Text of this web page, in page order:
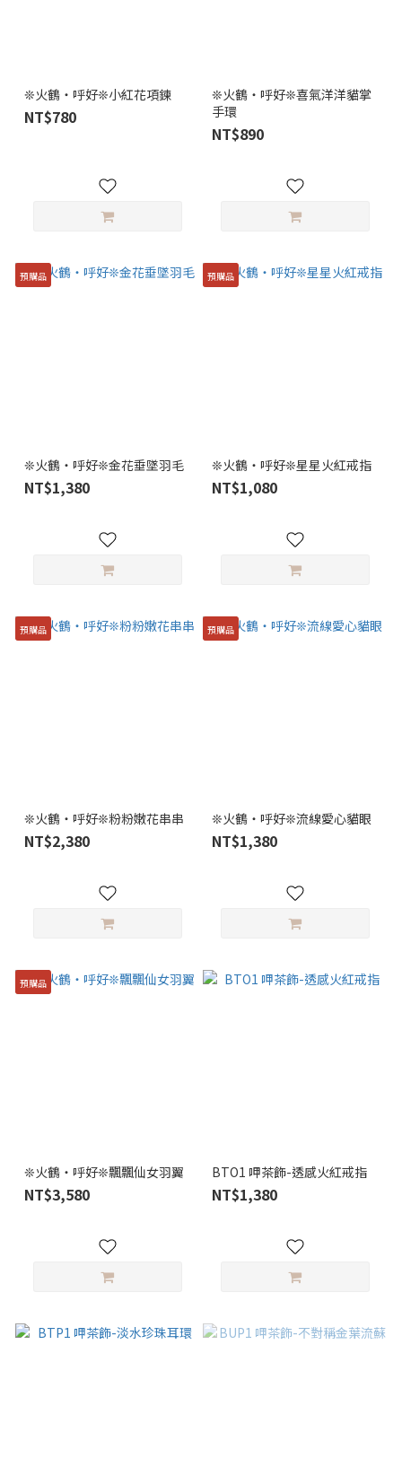
❊火鶴・呼好❊小紅花項鍊
NT$780
❊火鶴・呼好❊喜氣洋洋貓掌
手環
NT$890
預購品
❊火鶴・呼好❊金花垂墜羽毛
NT$1,380
預購品
❊火鶴・呼好❊星星火紅戒指
NT$1,080
預購品
❊火鶴・呼好❊粉粉嫩花串串
NT$2,380
預購品
❊火鶴・呼好❊流線愛心貓眼
NT$1,380
預購品
❊火鶴・呼好❊飄飄仙女羽翼
NT$3,580
BTO1 呷茶飾-透感火紅戒指
NT$1,380